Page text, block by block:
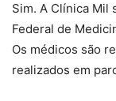
Sim. A Clínica Mil
Federal de
Os médicos são
realizados em